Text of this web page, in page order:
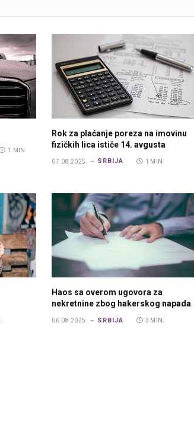
1 MIN.
Rok za plaćanje poreza na imovinu
fizičkih lica ističe 14. avgusta
07.08.2025. SRBIJA 1 MIN.
Haos sa overom ugovora za
nekretnine zbog hakerskog napada
06.08.2025. SRBIJA 3 MIN.